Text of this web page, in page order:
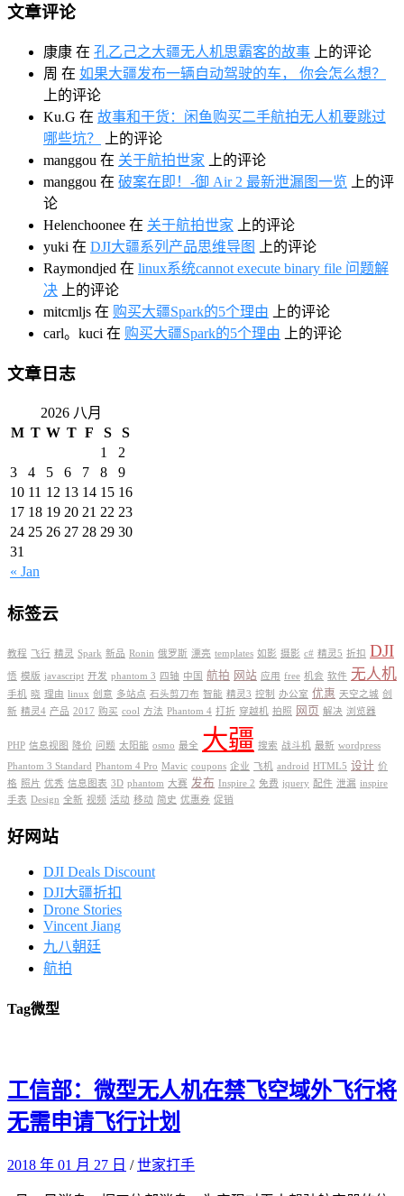
文章评论
康康 在 孔乙己之大疆无人机思霸客的故事 上的评论
周 在 如果大疆发布一辆自动驾驶的车， 你会怎么想？
上的评论
Ku.G 在 故事和干货：闲鱼购买二手航拍无人机要跳过
哪些坑？
上的评论
manggou 在 关于航拍世家 上的评论
manggou 在 破案在即！-御 Air 2 最新泄漏图一览 上的评
论
Helenchoonee 在 关于航拍世家 上的评论
yuki 在 DJI大疆系列产品思维导图
上的评论
Raymondjed 在 linux系统cannot execute binary file 问题解
决 上的评论
mitcmljs 在 购买大疆Spark的5个理由 上的评论
carl。kuci 在 购买大疆Spark的5个理由 上的评论
文章日志
2026 八月
M T W T F S S
« Jan
1
2
3
4 5 6 7 8
9
10 11 12 13 14 15 16
17 18 19 20 21 22 23
24 25 26 27 28 29 30
31
标签云
教程 飞行 精灵 Spark 新品 Ronin 俄罗斯 漂亮 templates 如影 摄影 c# 精灵5 折扣 DJI
悟 模版 javascript 开发 phantom 3 四轴 中国 航拍 网站 应用 free 机会 软件 无人机
手机 晓 理由 linux 创意 多站点 石头剪刀布 智能 精灵3 控制 办公室 优惠 天空之城 创
新 精灵4 产品 2017 购买 cool 方法 Phantom 4 打折 穿越机 拍照 网页 解决 浏览器
PHP 信息视图 降价 问题 太阳能 osmo 最全 大疆 搜索 战斗机 最新 wordpress
Phantom 3 Standard Phantom 4 Pro Mavic coupons 企业 飞机 android HTML5 设计 价
格 照片 优秀 信息图表 3D phantom 大赛 发布 Inspire 2 免费 jquery 配件 泄漏 inspire
手表 Design 全新 视频 活动 移动 简史 优惠券 促销
好网站
DJI Deals Discount
DJI大疆折扣
Drone Stories
Vincent Jiang
九八朝廷
航拍
Tag微型
工信部：微型无人机在禁飞空域外飞行将
无需申请飞行计划
2018 年 01 月 27 日 /世家打手